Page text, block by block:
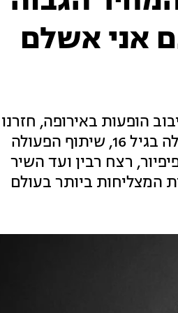
אני אשלם
הופעות באירופה, חזרנו
איתה לחמש התחנות המשמעותיות בחייה: מהמפגש עם בעלה בגיל 16, שיתוף הפעולה
רצח רבין ועד השיר
המצליחות ביותר בעולם